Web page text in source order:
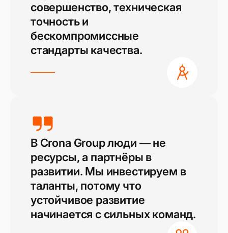
совершенство, техническая
точность и
бескомпромиссные
стандарты качества.
В Crona Group люди — не
ресурсы, а партнёры в
развитии. Мы инвестируем в
таланты, потому что
устойчивое развитие
начинается с сильных команд.